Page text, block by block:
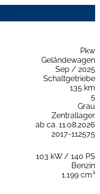
Pkw
Geländewagen
Sep / 2025
Schaltgetriebe
135 km
5
Grau
Zentrallager
ab ca. 11.08.2026
2017-112575
103 kW / 140 PS
Benzin
1.199 cm³